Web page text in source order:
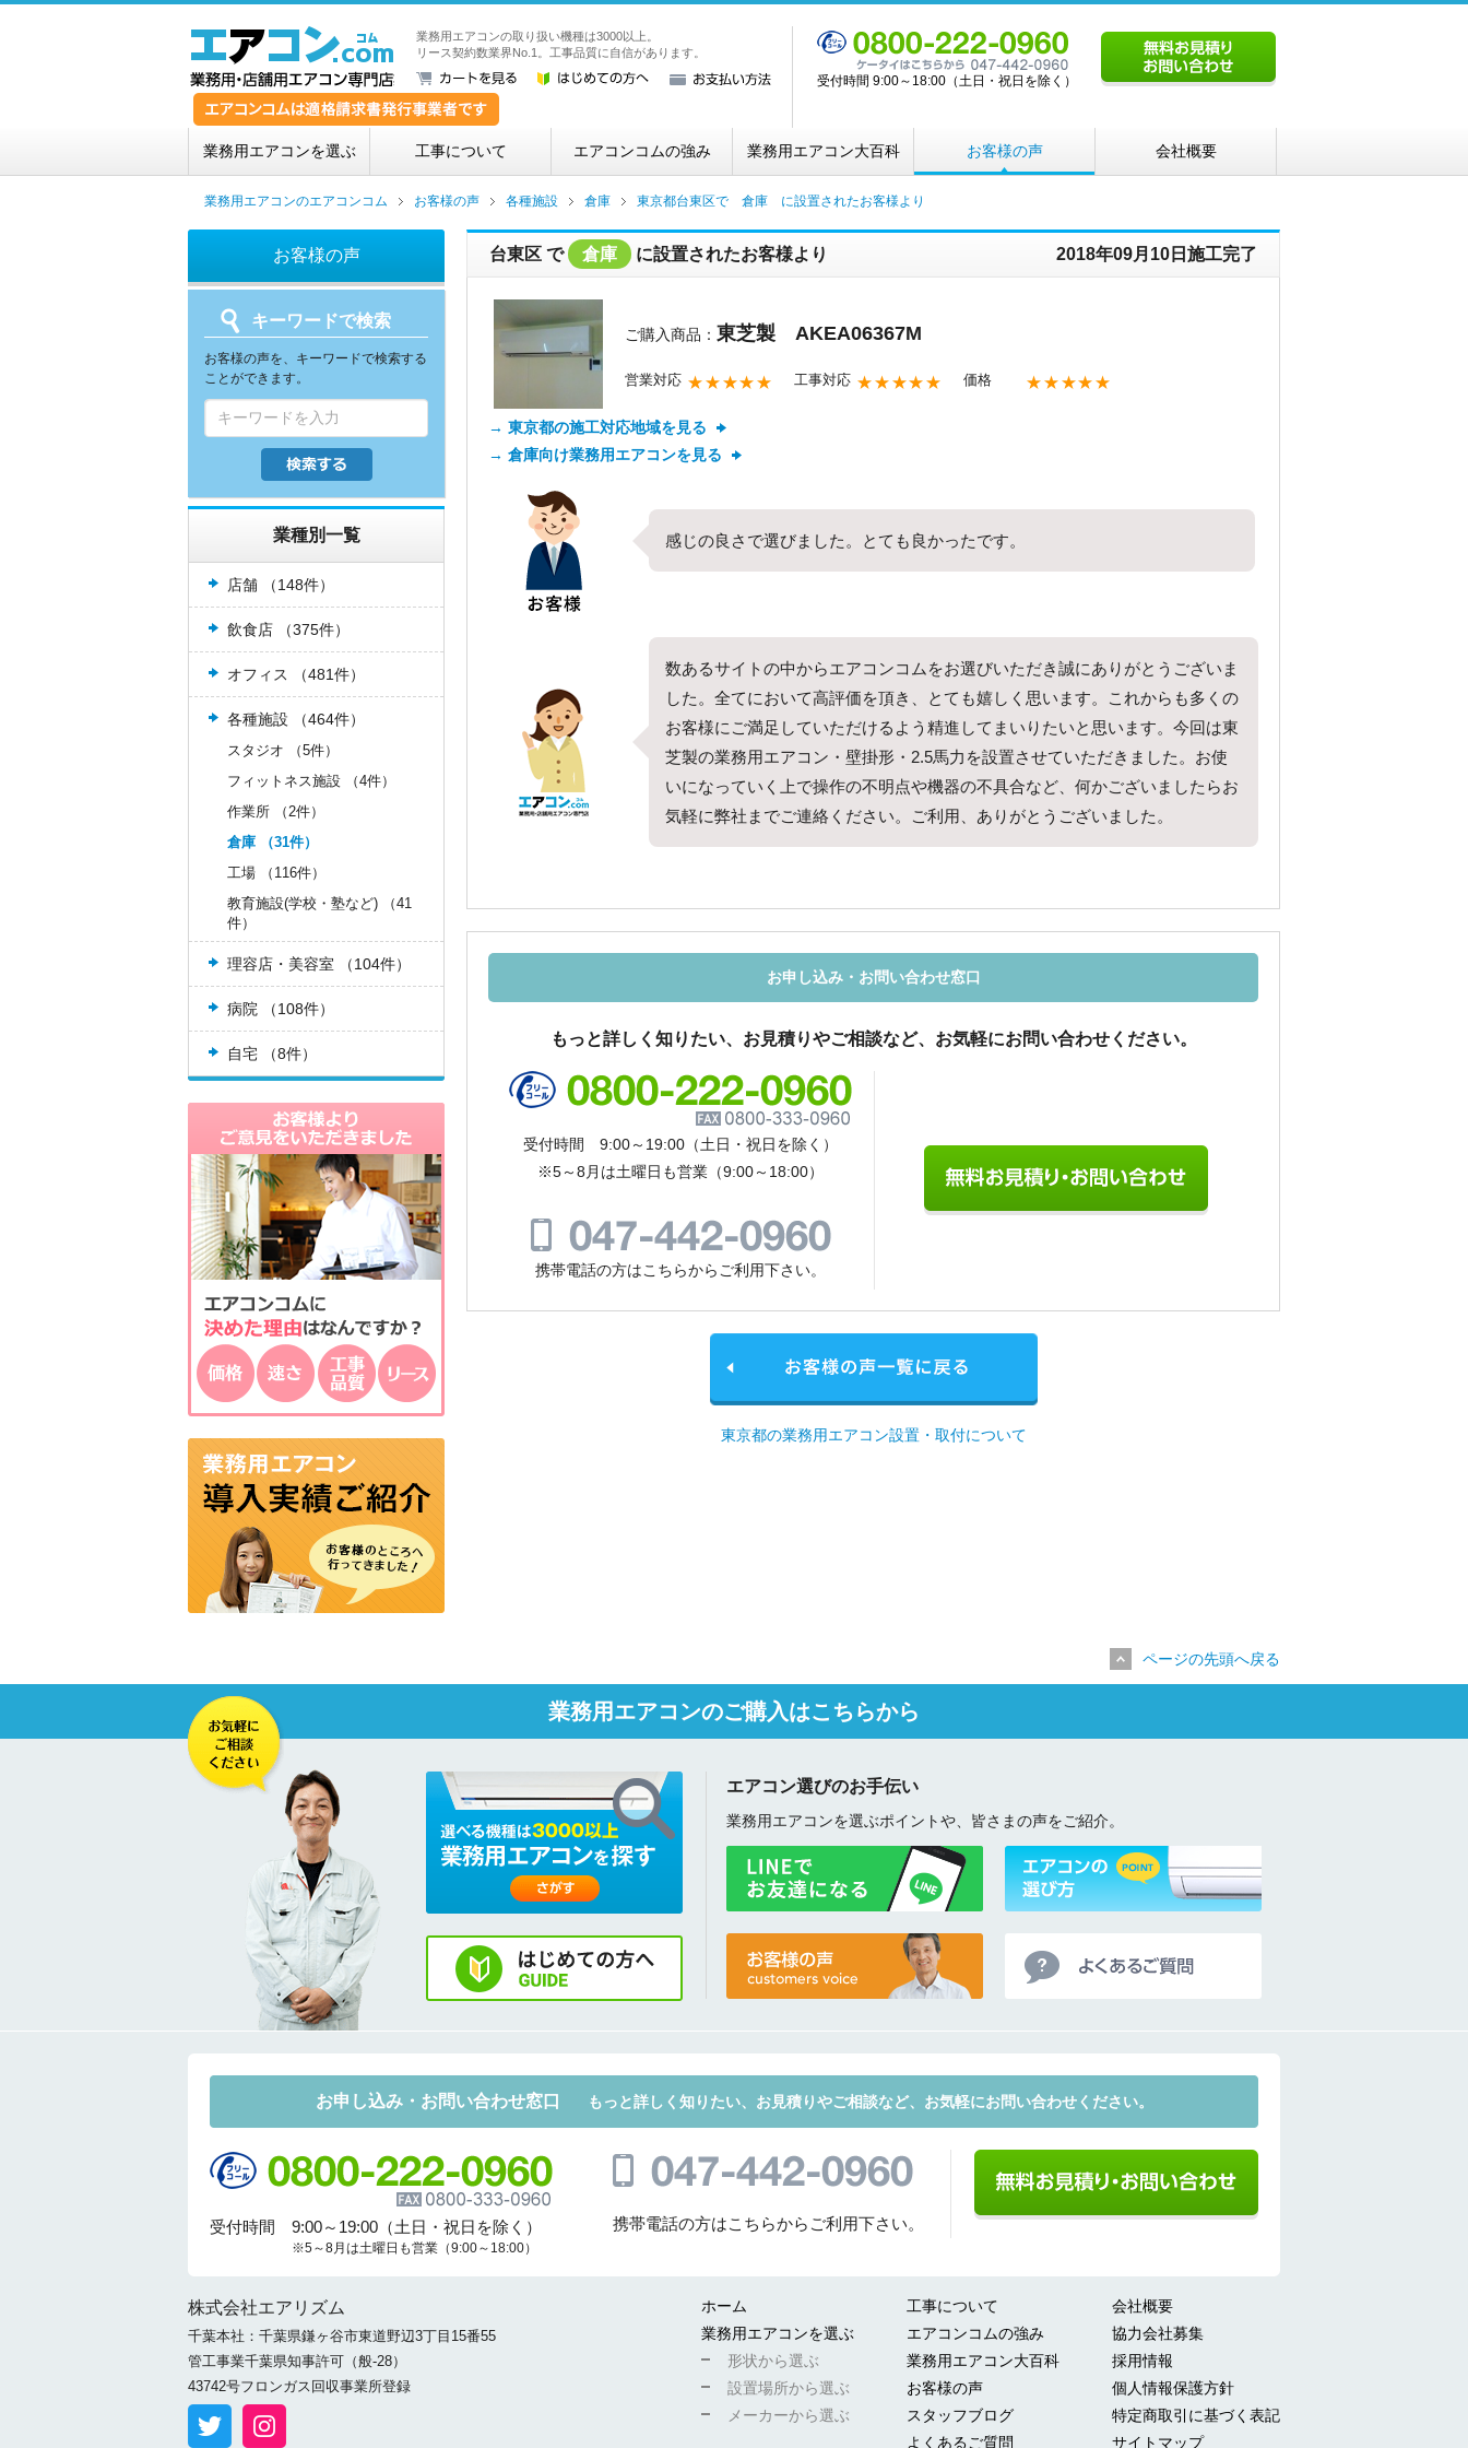
業務用・店舗用エアコン専門店 エアコンコム
業務用エアコンの取り扱い機種は3000以上。
リース契約数業界No.1。工事品質に自信があります。
受付時間 9:00～18:00（土日・祝日を除く）
業務用エアコンを選ぶ 工事について エアコンコムの強み 業務用エアコン大百科 お客様の声 会社概要
業務用エアコンのエアコンコム お客様の声 各種施設 倉庫 東京都台東区で 倉庫 に設置されたお客様より
台東区 で 倉庫 に設置されたお客様より 2018年09月10日施工完了
ご購入商品： 東芝製 AKEA06367M
営業対応 ★★★★★ 工事対応 ★★★★★ 価格 ★★★★★
→ 東京都の施工対応地域を見る
→ 倉庫向け業務用エアコンを見る
感じの良さで選びました。とても良かったです。
数あるサイトの中からエアコンコムをお選びいただき誠にありがとうございま
した。全てにおいて高評価を頂き、とても嬉しく思います。これからも多くの
お客様にご満足していただけるよう精進してまいりたいと思います。今回は東
芝製の業務用エアコン・壁掛形・2.5馬力を設置させていただきました。お使
いになっていく上で操作の不明点や機器の不具合など、何かございましたらお
気軽に弊社までご連絡ください。ご利用、ありがとうございました。
お申し込み・お問い合わせ窓口
もっと詳しく知りたい、お見積りやご相談など、お気軽にお問い合わせください。
受付時間 9:00～19:00（土日・祝日を除く）
※5～8月は土曜日も営業（9:00～18:00）
携帯電話の方はこちらからご利用下さい。
東京都の業務用エアコン設置・取付について
お客様の声
キーワードで検索
お客様の声を、キーワードで検索する
ことができます。
業種別一覧
店舗 （148件）
飲食店 （375件）
オフィス （481件）
各種施設 （464件）
スタジオ （5件）
フィットネス施設 （4件）
作業所 （2件）
倉庫 （31件）
工場 （116件）
教育施設(学校・塾など) （41
件）
理容店・美容室 （104件）
病院 （108件）
自宅 （8件）
ページの先頭へ戻る
業務用エアコンのご購入はこちらから
エアコン選びのお手伝い
業務用エアコンを選ぶポイントや、皆さまの声をご紹介。
お申し込み・お問い合わせ窓口 もっと詳しく知りたい、お見積りやご相談など、お気軽にお問い合わせください。
受付時間 9:00～19:00（土日・祝日を除く）
※5～8月は土曜日も営業（9:00～18:00）
携帯電話の方はこちらからご利用下さい。
株式会社エアリズム
千葉本社：千葉県鎌ヶ谷市東道野辺3丁目15番55
管工事業千葉県知事許可（般-28）
43742号フロンガス回収事業所登録
ホーム
業務用エアコンを選ぶ
形状から選ぶ
設置場所から選ぶ
メーカーから選ぶ
工事について
エアコンコムの強み
業務用エアコン大百科
お客様の声
スタッフブログ
よくあるご質問
会社概要
協力会社募集
採用情報
個人情報保護方針
特定商取引に基づく表記
サイトマップ